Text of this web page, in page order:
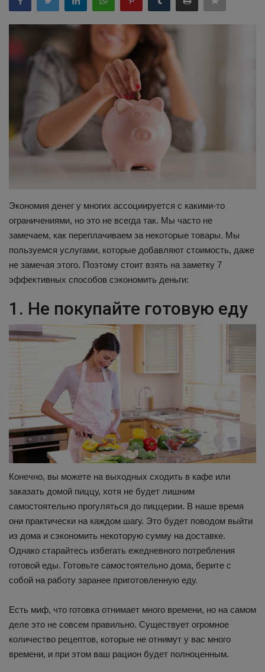
Здоровье
Наука и открытия
Экономия денег у многих ассоциируется с какими-то
ограничениями, но это не всегда так. Мы часто не
замечаем, как переплачиваем за некоторые товары. Мы
пользуемся услугами, которые добавляют стоимость, даже
не замечая этого. Поэтому стоит взять на заметку 7
эффективных способов сэкономить деньги:
1. Не покупайте готовую еду
Конечно, вы можете на выходных сходить в кафе или
заказать домой пиццу, хотя не будет лишним
самостоятельно прогуляться до пиццерии. В наше время
они практически на каждом шагу. Это будет поводом выйти
из дома и сэкономить некоторую сумму на доставке.
Однако старайтесь избегать ежедневного потребления
готовой еды. Готовьте самостоятельно дома, берите с
собой на работу заранее приготовленную еду.
Есть миф, что готовка отнимает много времени, но на самом
деле это не совсем правильно. Существует огромное
количество рецептов, которые не отнимут у вас много
времени, и при этом ваш рацион будет полноценным.